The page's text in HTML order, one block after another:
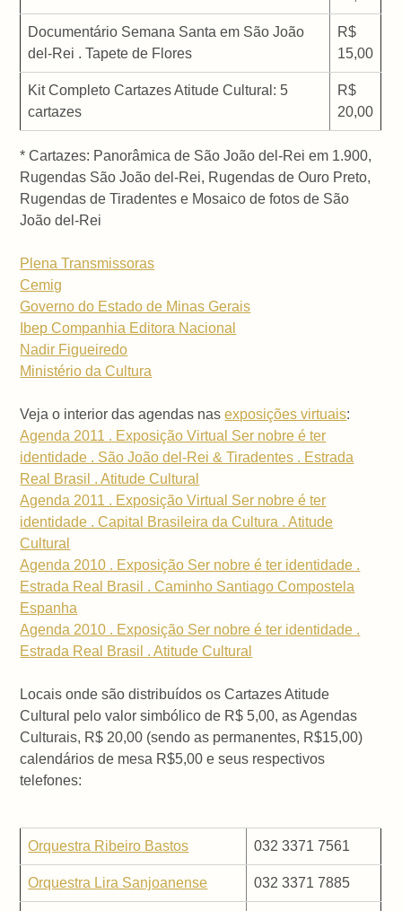
Documentário Semana Santa em São João
del-Rei . Tapete de Flores
R$
15,00
Kit Completo Cartazes Atitude Cultural: 5
cartazes
R$
20,00
* Cartazes: Panorâmica de São João del-Rei em 1.900,
Rugendas São João del-Rei, Rugendas de Ouro Preto,
Rugendas de Tiradentes e Mosaico de fotos de São
João del-Rei
Plena Transmissoras
Cemig
Governo do Estado de Minas Gerais
Ibep Companhia Editora Nacional
Nadir Figueiredo
Ministério da Cultura
Veja o interior das agendas nasexposições virtuais:
Agenda 2011 . Exposição Virtual Ser nobre é ter
identidade . São João del-Rei & Tiradentes . Estrada
Real Brasil . Atitude Cultural
Agenda 2011 . Exposição Virtual Ser nobre é ter
identidade . Capital Brasileira da Cultura . Atitude
Cultural
Agenda 2010 . Exposição Ser nobre é ter identidade .
Estrada Real Brasil . Caminho Santiago Compostela
Espanha
Agenda 2010 . Exposição Ser nobre é ter identidade .
Estrada Real Brasil . Atitude Cultural
Locais onde são distribuídos os Cartazes Atitude
Cultural pelo valor simbólico de R$ 5,00, as Agendas
Culturais, R$ 20,00 (sendo as permanentes, R$15,00)
calendários de mesa R$5,00 e seus respectivos
telefones:
Orquestra Ribeiro Bastos 032 3371 7561
Orquestra Lira Sanjoanense 032 3371 7885